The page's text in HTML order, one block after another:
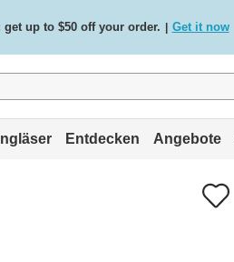
up to $50 off your order. Get it now
on all orders / Shop now.
Entdecken Angebote